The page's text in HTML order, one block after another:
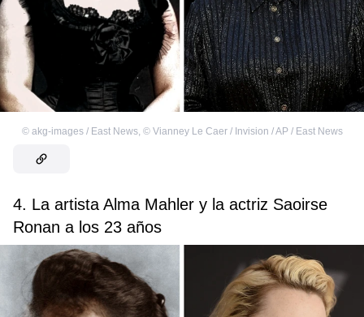
© akg-images / East News, © Vianney Le Caer / Invision / AP / East News
4. La artista Alma Mahler y la actriz Saoirse
Ronan a los 23 años